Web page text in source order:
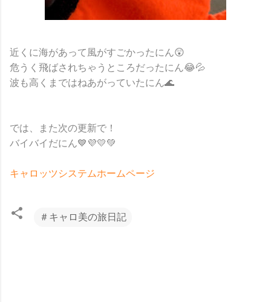
近くに海があって風がすごかったにん😲
危うく飛ばされちゃうところだったにん😂💦
波も高くまではねあがっていたにん🌊
では、また次の更新で！
バイバイだにん💙💜💛💚
キャロッツシステムホームページ
＃キャロ美の旅日記